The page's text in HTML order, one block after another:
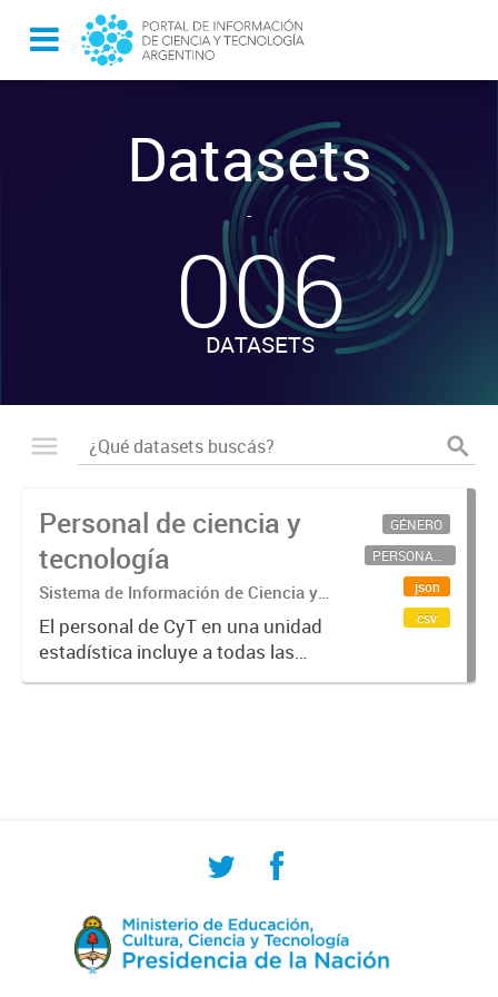
Datasets
-
006
DATASETS
Personal de ciencia y
tecnología
Sistema de Información de Ciencia y
Tecnología Argentino (SICYTAR)
El personal de CyT en una unidad
estadística incluye a todas las
personas involucradas
GÉNERO
PERSONAL CIENTÍFICO-TECNOLÓGICO
json
csv